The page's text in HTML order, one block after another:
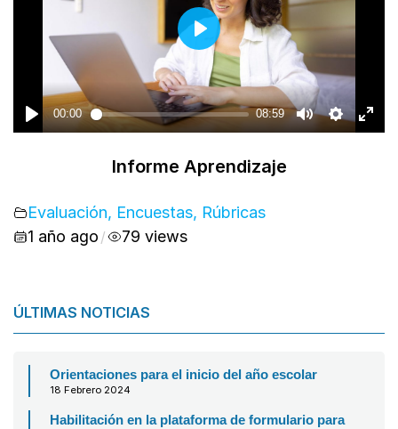
Informe Aprendizaje
Evaluación, Encuestas, Rúbricas
1 año ago / 79 views
ÚLTIMAS NOTICIAS
Orientaciones para el inicio del año escolar
18 Febrero 2024
Habilitación en la plataforma de formulario para